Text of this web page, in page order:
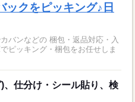
ックをピッキング♪日
バンなどの 梱包・返品対応・入
ピッキング・梱包をお任せしま
、仕分け・シール貼り、検